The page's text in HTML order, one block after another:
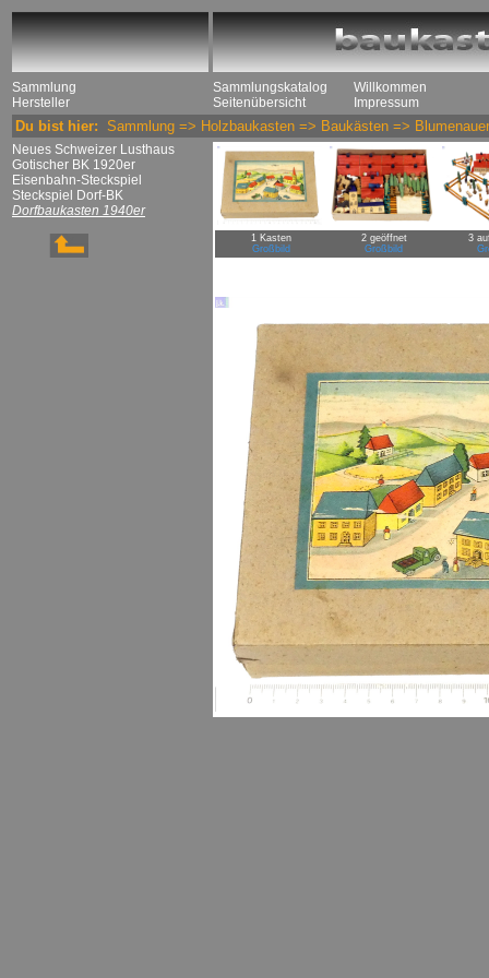
Sammlung
Hersteller
Sammlungskatalog
Seitenübersicht
Willkommen
Impressum
Du bist hier: Sammlung => Holzbaukasten => Baukästen => Blumenauer
Neues Schweizer Lusthaus
Gotischer BK 1920er
Eisenbahn-Steckspiel
Steckspiel Dorf-BK
Dorfbaukasten 1940er
1 Kasten
Großbild
2 geöffnet
Großbild
3